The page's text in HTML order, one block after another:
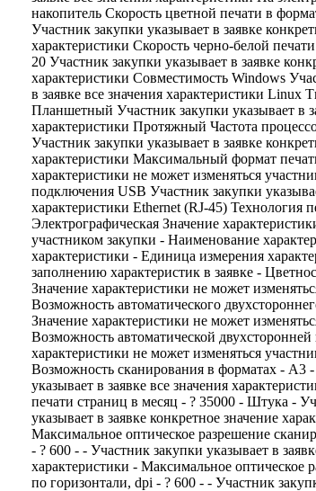
накопитель Скорость цветной печати в
Участник закупки указывает в заявке
характеристики Скорость черно-белой
20 Участник закупки указывает в заявке
характеристики Совместимость Windows
в заявке все значения характеристики Linux
Планшетный Участник закупки указывает в
характеристики Протяжный Частота
Участник закупки указывает в заявке
характеристики Максимальный формат
характеристики не может изменяться
подключения USB Участник закупки
характеристики Ethernet (RJ-45) Технология
Электрографическая Значение
участником закупки - Наименование
характеристики - Единица измерения
заполнению характеристик в заявке -
Значение характеристики не может
Возможность автоматического
Значение характеристики не может
Возможность автоматической
характеристики не может изменяться
Возможность сканирования в форматах - A3
указывает в заявке все значения
печати страниц в месяц - ? 35000 - Штука -
указывает в заявке конкретное значение
Максимальное оптическое разрешение
- ? 600 - - Участник закупки указывает в
характеристики - Максимальное оптическое
по горизонтали, dpi - ? 600 - - Участник